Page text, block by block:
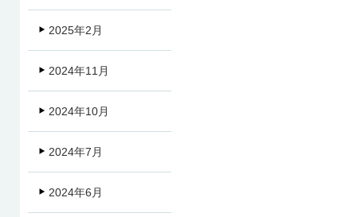
2025年2月
2024年11月
2024年10月
2024年7月
2024年6月